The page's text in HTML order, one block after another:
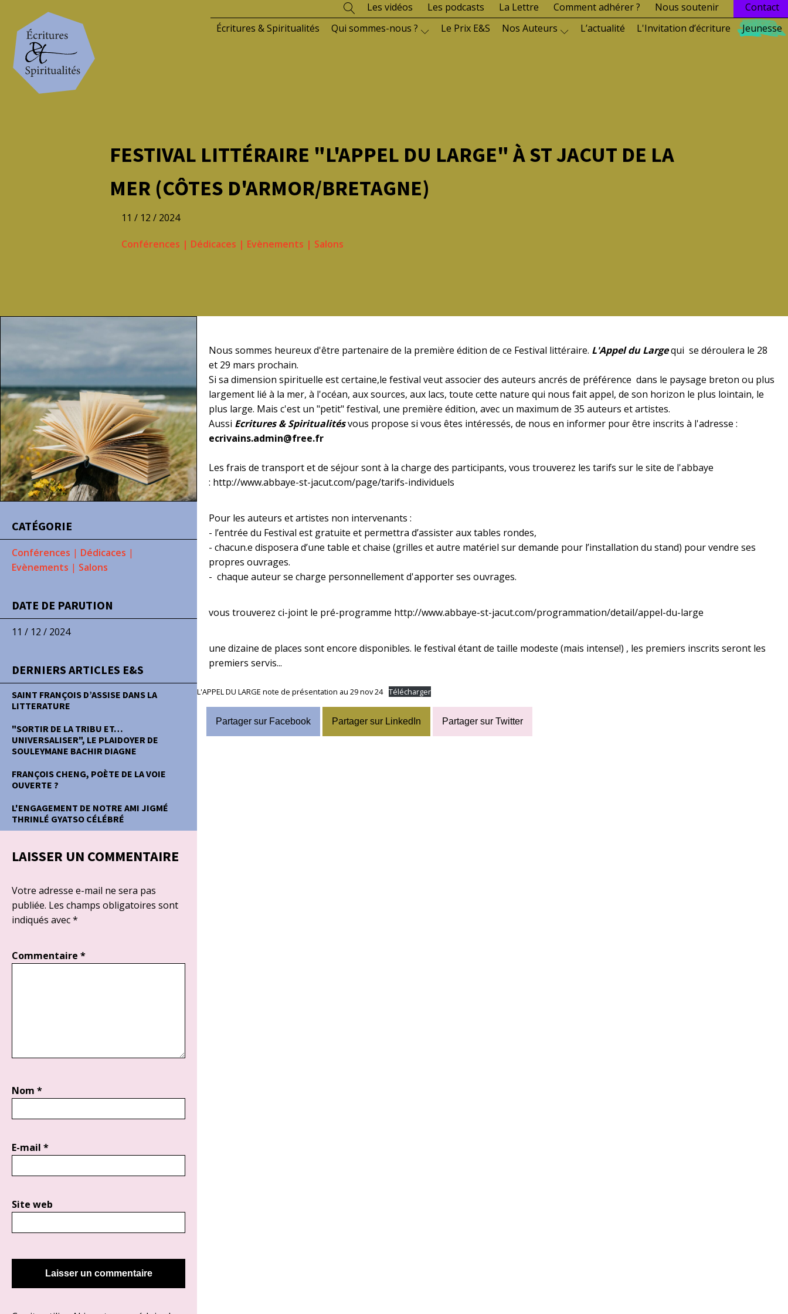
Les vidéos Les podcasts La Lettre Comment adhérer ? Nous soutenir
Contact
Écritures & Spiritualités
Qui sommes-nous ? Le Prix E&S Nos Auteurs L’actualité L'Invitation d’écriture Jeunesse
FESTIVAL LITTÉRAIRE "L'APPEL DU LARGE" À ST JACUT DE LA
MER (CÔTES D'ARMOR/BRETAGNE)
11 / 12 / 2024
Conférences | Dédicaces | Evènements | Salons
CATÉGORIE
Conférences | Dédicaces |
Evènements | Salons
DATE DE PARUTION
11 / 12 / 2024
DERNIERS ARTICLES E&S
SAINT FRANÇOIS D’ASSISE DANS LA
LITTERATURE
"SORTIR DE LA TRIBU ET…
UNIVERSALISER", LE PLAIDOYER DE
SOULEYMANE BACHIR DIAGNE
FRANÇOIS CHENG, POÈTE DE LA VOIE
OUVERTE ?
L'ENGAGEMENT DE NOTRE AMI JIGMÉ
THRINLÉ GYATSO CÉLÉBRÉ
LAISSER UN COMMENTAIRE
Votre adresse e-mail ne sera pas
publiée. Les champs obligatoires sont
indiqués avec*
Commentaire *
Nom *
E-mail *
Site web
Nous sommes heureux d'être partenaire de la première édition de ce Festival littéraire. L'Appel du Largequi se déroulera le 28
et 29 mars prochain.
Si sa dimension spirituelle est certaine,le festival veut associer des auteurs ancrés de préférence dans le paysage breton ou plus
largement lié à la mer, à l'océan, aux sources, aux lacs, toute cette nature qui nous fait appel, de son horizon le plus lointain, le
plus large. Mais c'est un "petit" festival, une première édition, avec un maximum de 35 auteurs et artistes.
Aussi Ecritures & Spiritualitésvous propose si vous êtes intéressés, de nous en informer pour être inscrits à l'adresse :
ecrivains.admin@free.fr
Les frais de transport et de séjour sont à la charge des participants, vous trouverez les tarifs sur le site de l'abbaye
: http://www.abbaye-st-jacut.com/page/tarifs-individuels
Pour les auteurs et artistes non intervenants :
- l’entrée du Festival est gratuite et permettra d’assister aux tables rondes,
- chacun.e disposera d’une table et chaise (grilles et autre matériel sur demande pour l’installation du stand) pour vendre ses
propres ouvrages.
- chaque auteur se charge personnellement d'apporter ses ouvrages.
vous trouverez ci-joint le pré-programme http://www.abbaye-st-jacut.com/programmation/detail/appel-du-large
une dizaine de places sont encore disponibles. le festival étant de taille modeste (mais intense!) , les premiers inscrits seront les
premiers servis...
L'APPEL DU LARGE note de présentation au 29 nov 24 Télécharger
Partager sur Facebook Partager sur LinkedIn Partager sur Twitter